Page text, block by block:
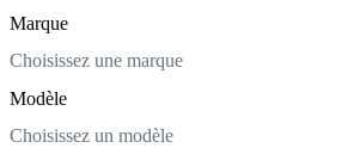
Marque
Choisissez une marque
Modèle
Choisissez un modèle